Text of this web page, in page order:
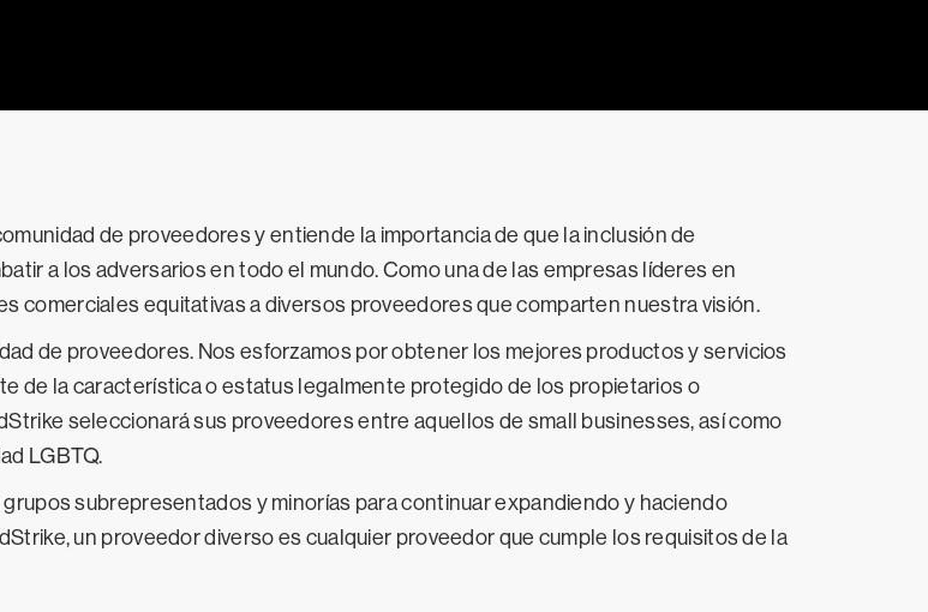
de proveedores y entiende la importancia de que la inclusión de
a los adversarios en todo el mundo. Como una de las empresas líderes en
comerciales equitativas a diversos proveedores que comparten nuestra visión.
de proveedores. Nos esforzamos por obtener los mejores productos y servicios
de la característica o estatus legalmente protegido de los propietarios o
seleccionará sus proveedores entre aquellos de small businesses, así como
LGBTQ.
subrepresentados y minorías para continuar expandiendo y haciendo
un proveedor diverso es cualquier proveedor que cumple los requisitos de la